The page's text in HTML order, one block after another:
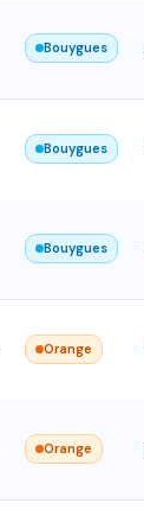
Bouygues
Bouygues
Bouygues
Orange
Orange